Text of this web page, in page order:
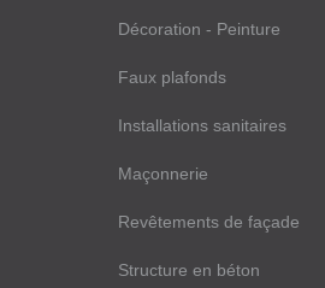
Décoration - Peinture
Faux plafonds
Installations sanitaires
Maçonnerie
Revêtements de façade
Structure en béton